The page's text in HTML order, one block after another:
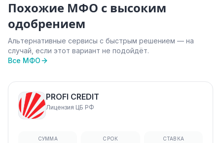
Похожие МФО с высоким
одобрением
Альтернативные сервисы с быстрым решением — на
случай, если этот вариант не подойдёт.
Все МФО
PROFI CREDIT
Лицензия ЦБ РФ
СУММА СРОК СТАВКА